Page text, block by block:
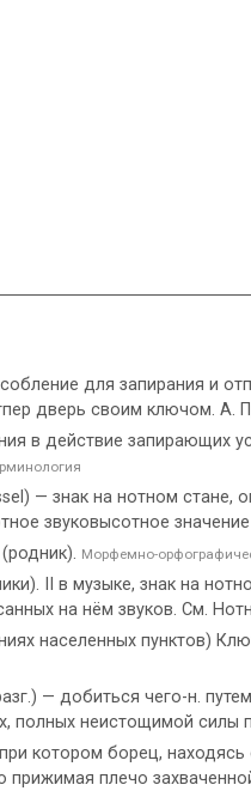
для запирания и
дверь своим ключом. А.
в действие запирающих
— знак на нотном
звуковысотное
Морфемно-
II в музыке, знак на
на нём звуков. См.
населенных пунктов)
— добиться чего-н.
полных неистощимой силы
котором борец,
плечо